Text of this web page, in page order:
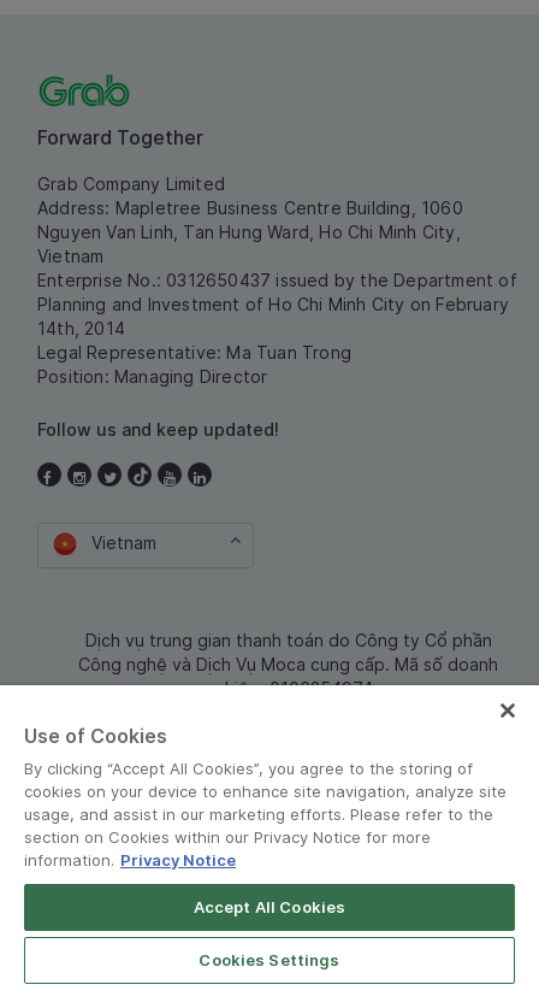
Forward Together
Grab Company Limited
Address: Mapletree Business Centre Building, 1060
Nguyen Van Linh, Tan Hung Ward, Ho Chi Minh City,
Vietnam
Enterprise No.: 0312650437 issued by the Department of
Planning and Investment of Ho Chi Minh City on February
14th, 2014
Legal Representative: Ma Tuan Trong
Position: Managing Director
Follow us and keep updated!
Vietnam
Dịch vụ trung gian thanh toán do Công ty Cổ phần
Công nghệ và Dịch Vụ Moca cung cấp. Mã số doanh
nghiệp: 0106254974
© Grab 2010 - 2026
Use of Cookies
By clicking “Accept All Cookies”, you agree to the storing of
cookies on your device to enhance site navigation, analyze site
usage, and assist in our marketing efforts. Please refer to the
section on Cookies within our Privacy Notice for more
information. Privacy Notice
Accept All Cookies
Cookies Settings